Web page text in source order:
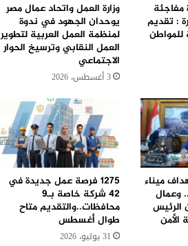
مفاجئة
: تقديم
للمواطن
وزارة العمل واتحاد عمال مصر
يوحدان الجهود في ندوة
لمنظمة العمل العربية لتطوير
العمل النقابي وترسيخ الحوار
الاجتماعي
3 أغسطس، 2026
ميناء
وعمال
الرئيس
1275 فرصة عمل جديدة في
42 شركة خاصة بـ9
محافظات..والتقديم متاح
طوال أغسطس
31 يوليو، 2026